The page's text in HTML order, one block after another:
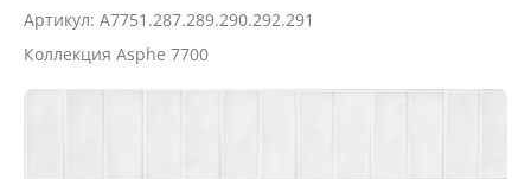
Артикул: A7751.287.289.290.292.291
Коллекция Asphe 7700